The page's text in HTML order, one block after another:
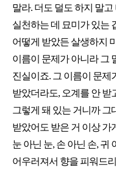
말라. 더도 덜도 하지 말
실천하는 데 묘미가 있는
어떻게 받았든 살생하지
이름이 문제가 아니라 그
진실이죠. 그 이름이 문제
받았더라도, 오계를 안 받
그렇게 돼 있는 거니까 그
받았어도 받은 거 이상 가
눈 아닌 눈, 손 아닌 손, 귀
어우러져서 향을 피워드